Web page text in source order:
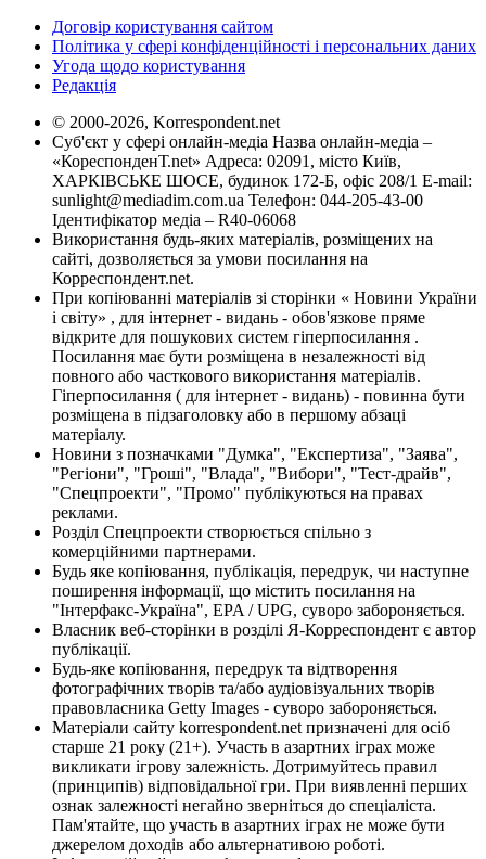
Договір користування сайтом
Політика у сфері конфіденційності і персональних даних
Угода щодо користування
Редакція
© 2000-2026, Korrespondent.net
Суб'єкт у сфері онлайн-медіа Назва онлайн-медіа –
«КореспонденТ.net» Адреса: 02091, місто Київ,
ХАРКІВСЬКЕ ШОСЕ, будинок 172-Б, офіс 208/1 E-mail:
sunlight@mediadim.com.ua Телефон: 044-205-43-00
Ідентифікатор медіа – R40-06068
Використання будь-яких матеріалів, розміщених на
сайті, дозволяється за умови посилання на
Корреспондент.net.
При копіюванні матеріалів зі сторінки « Новини України
і світу» , для інтернет - видань - обов'язкове пряме
відкрите для пошукових систем гіперпосилання .
Посилання має бути розміщена в незалежності від
повного або часткового використання матеріалів.
Гіперпосилання ( для інтернет - видань) - повинна бути
розміщена в підзаголовку або в першому абзаці
матеріалу.
Новини з позначками "Думка", "Експертиза", "Заява",
"Регіони", "Гроші", "Влада", "Вибори", "Тест-драйв",
"Спецпроекти", "Промо" публікуються на правах
реклами.
Розділ Спецпроекти створюється спільно з
комерційними партнерами.
Будь яке копіювання, публікація, передрук, чи наступне
поширення інформації, що містить посилання на
"Інтерфакс-Україна", EPA / UPG, суворо забороняється.
Власник веб-сторінки в розділі Я-Корреспондент є автор
публікації.
Будь-яке копіювання, передрук та відтворення
фотографічних творів та/або аудіовізуальних творів
правовласника Getty Images - суворо забороняється.
Матеріали сайту korrespondent.net призначені для осіб
старше 21 року (21+). Участь в азартних іграх може
викликати ігрову залежність. Дотримуйтесь правил
(принципів) відповідальної гри. При виявленні перших
ознак залежності негайно зверніться до спеціаліста.
Пам'ятайте, що участь в азартних іграх не може бути
джерелом доходів або альтернативою роботі.